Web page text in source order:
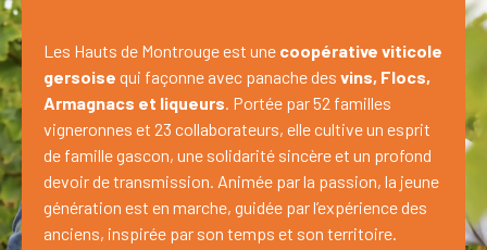
Les Hauts de Montrouge est une coopérative viticole
gersoise qui façonne avec panache des vins, Flocs,
Armagnacs et liqueurs. Portée par 52 familles
vigneronnes et 23 collaborateurs, elle cultive un esprit
de famille gascon, une solidarité sincère et un profond
devoir de transmission. Animée par la passion, la jeune
génération est en marche, guidée par l’expérience des
anciens, inspirée par son temps et son territoire.